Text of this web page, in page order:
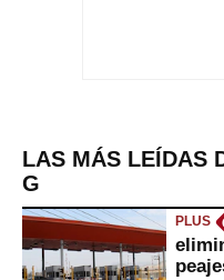
LAS MÁS LEÍDAS
G
PLUS